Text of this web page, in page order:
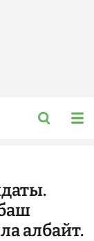
албайт.